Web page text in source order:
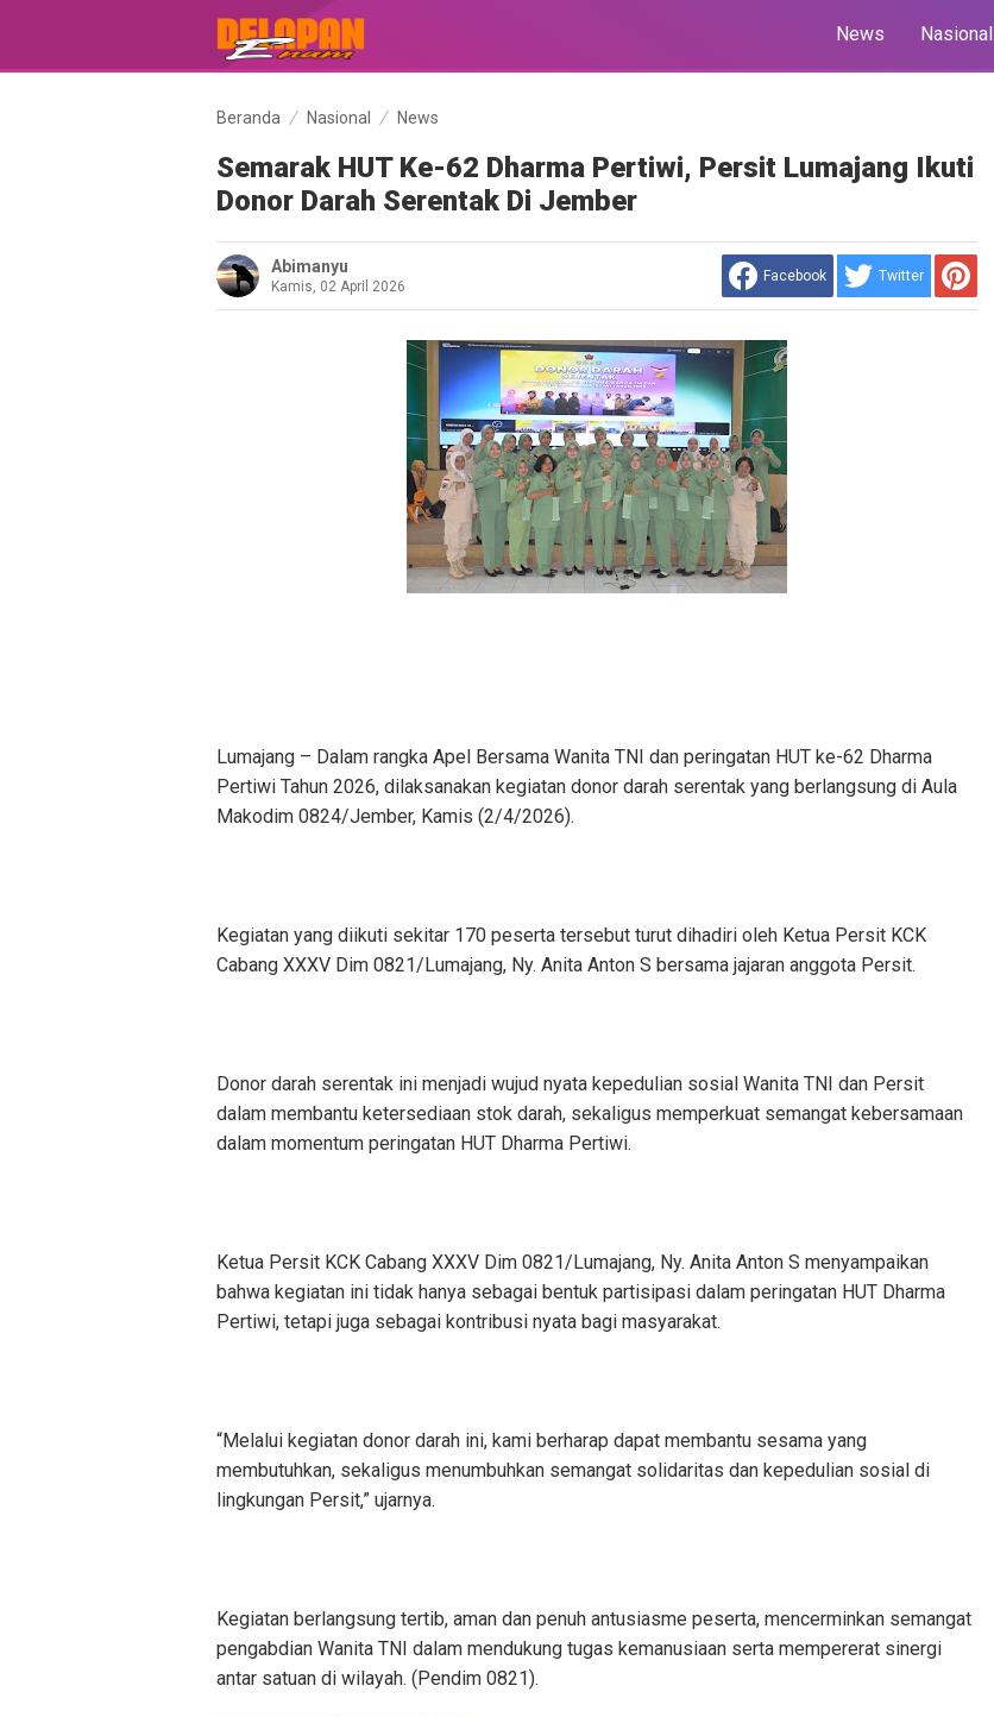
News Nasional
Beranda Nasional News
Semarak HUT Ke-62 Dharma Pertiwi, Persit Lumajang Ikuti
Donor Darah Serentak Di Jember
Abimanyu
Kamis, 02 April 2026
Facebook Twitter
Lumajang – Dalam rangka Apel Bersama Wanita TNI dan peringatan HUT ke-62 Dharma
Pertiwi Tahun 2026, dilaksanakan kegiatan donor darah serentak yang berlangsung di Aula
Makodim 0824/Jember, Kamis (2/4/2026).
Kegiatan yang diikuti sekitar 170 peserta tersebut turut dihadiri oleh Ketua Persit KCK
Cabang XXXV Dim 0821/Lumajang, Ny. Anita Anton S bersama jajaran anggota Persit.
Donor darah serentak ini menjadi wujud nyata kepedulian sosial Wanita TNI dan Persit
dalam membantu ketersediaan stok darah, sekaligus memperkuat semangat kebersamaan
dalam momentum peringatan HUT Dharma Pertiwi.
Ketua Persit KCK Cabang XXXV Dim 0821/Lumajang, Ny. Anita Anton S menyampaikan
bahwa kegiatan ini tidak hanya sebagai bentuk partisipasi dalam peringatan HUT Dharma
Pertiwi, tetapi juga sebagai kontribusi nyata bagi masyarakat.
“Melalui kegiatan donor darah ini, kami berharap dapat membantu sesama yang
membutuhkan, sekaligus menumbuhkan semangat solidaritas dan kepedulian sosial di
lingkungan Persit,” ujarnya.
Kegiatan berlangsung tertib, aman dan penuh antusiasme peserta, mencerminkan semangat
pengabdian Wanita TNI dalam mendukung tugas kemanusiaan serta mempererat sinergi
antar satuan di wilayah. (Pendim 0821).